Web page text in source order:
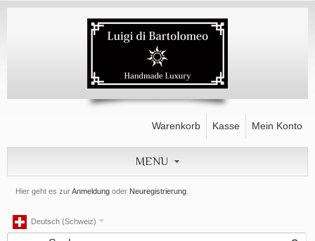
Hier geht es zurAnmeldung oder Neuregistrierung
Warenkorb Kasse Mein Konto
MENU
Deutsch (Schweiz)